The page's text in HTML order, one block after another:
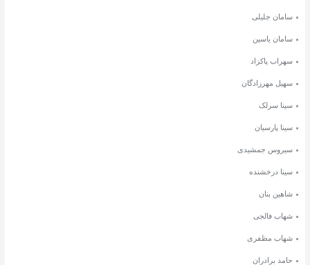
سامان جلیلی
سامان یاسین
سهراب پاکزاد
سهیل مهرزادگان
سینا سرلک
سینا پارسیان
سیروس جمشیدی
سینا درخشنده
شاهین بنان
شهاب فالجی
شهاب مظفری
حامد برادران